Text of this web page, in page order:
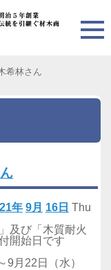
希林さん
年 9月 16日 Thu
及び「木質耐火
開始日です
月22日（水）